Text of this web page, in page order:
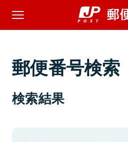
郵便番号検索
検索結果